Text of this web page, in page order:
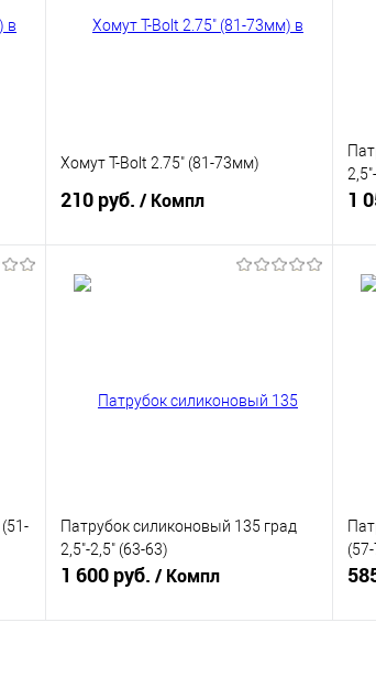
Хомут T-Bolt 2.75" (81-73мм)
210 руб. / Компл 1
Патрубок силиконовый 135 град
2,5"-2,5" (63-63)
1 600 руб. / Компл